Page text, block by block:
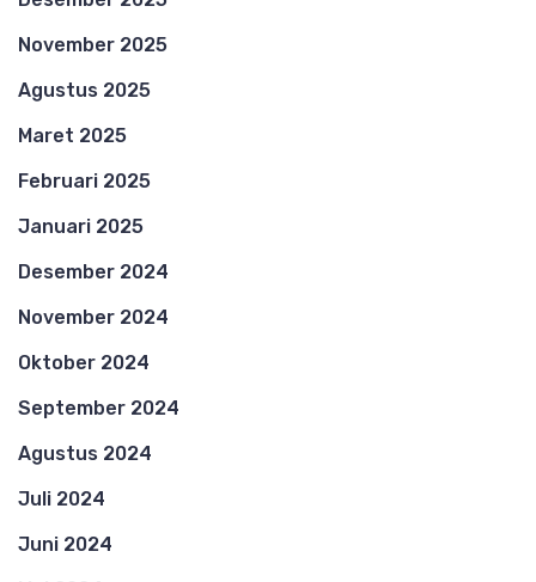
November 2025
Agustus 2025
Maret 2025
Februari 2025
Januari 2025
Desember 2024
November 2024
Oktober 2024
September 2024
Agustus 2024
Juli 2024
Juni 2024